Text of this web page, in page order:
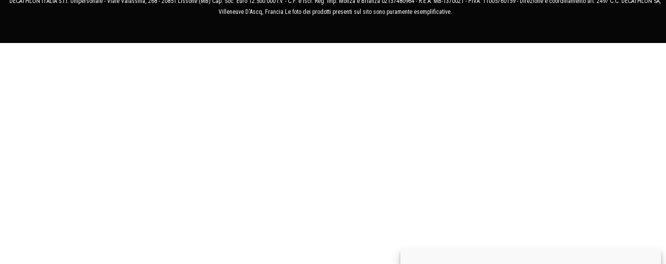
Villeneuve D'Ascq, Francia Le foto dei prodotti presenti sul sito sono puramente esemplificative.